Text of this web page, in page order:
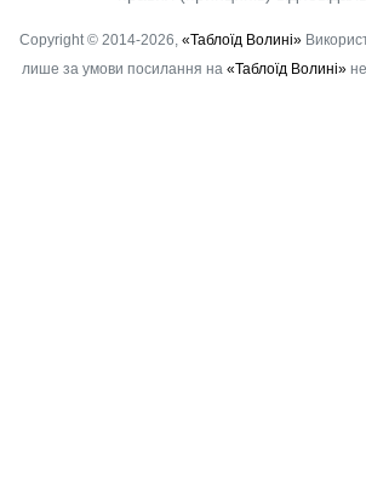
Copyright © 2014-2026, «Таблоїд Волині»
лише за умови посилання на «Таблоїд Волині»не